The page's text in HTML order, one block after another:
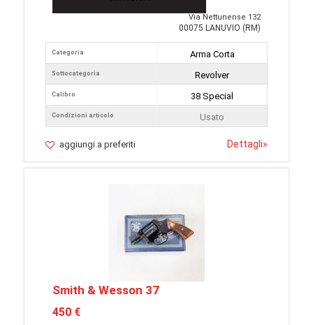
Via Nettunense 132
00075 LANUVIO (RM)
Categoria
Sottocategoria
Calibro
Condizioni articolo
Arma Corta
Revolver
38 Special
Usato
aggiungi a preferiti Dettagli»
Smith & Wesson 37
450 €